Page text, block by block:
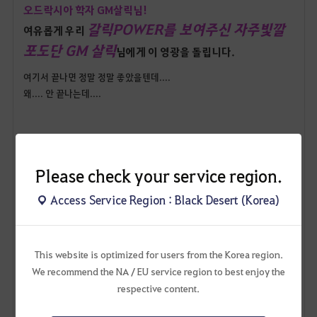
Please check your service region.
Access Service Region : Black Desert (Korea)
This website is optimized for users from the Korea region.
We recommend the NA / EU service region to best enjoy the
respective content.
오드락시아 학자 GM살릭님!
여유롭게 우리 갈릭POWER를 보여주신 자주빛깔
포도단 GM 살릭님에게 이 영광을 돌립니다.
여기서 끝나면 정말 정말 좋았을텐데....
왜.... 안 끝나는데....
GM분들이 한마음 한뜻으로 각 학급의 학생들을 받아서
근데오드락시아 학급에서 아무도 하겠다고 나서주는 분이
없어서...
님에게 소환되어 수레끌기를 하게되었어요.